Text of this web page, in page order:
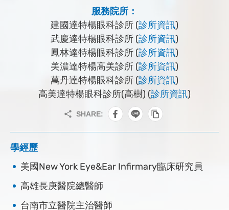
服務院所：
建國達特楊眼科診所 (診所資訊)
武慶達特楊眼科診所 (診所資訊)
鳳林達特楊眼科診所 (診所資訊)
美濃達特楊高美診所 (診所資訊)
萬丹達特楊眼科診所 (診所資訊)
高美達特楊眼科診所(高樹) (診所資訊)
學經歷
美國New York Eye&Ear Infirmary臨床研究員
高雄長庚醫院總醫師
台南市立醫院主治醫師